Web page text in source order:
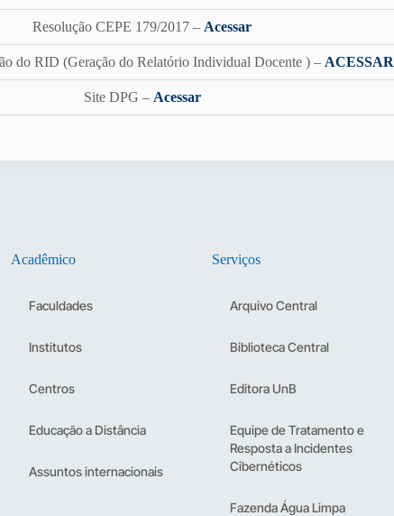
Resolução CEPE 179/2017 – Acessar
do RID (Geração do Relatório Individual Docente ) – ACESSAR
Site DPG – Acessar
Acadêmico
Faculdades
Institutos
Centros
Educação a Distância
Assuntos internacionais
Serviços
Arquivo Central
Biblioteca Central
Editora UnB
Equipe de Tratamento e
Resposta a Incidentes
Cibernéticos
Fazenda Água Limpa